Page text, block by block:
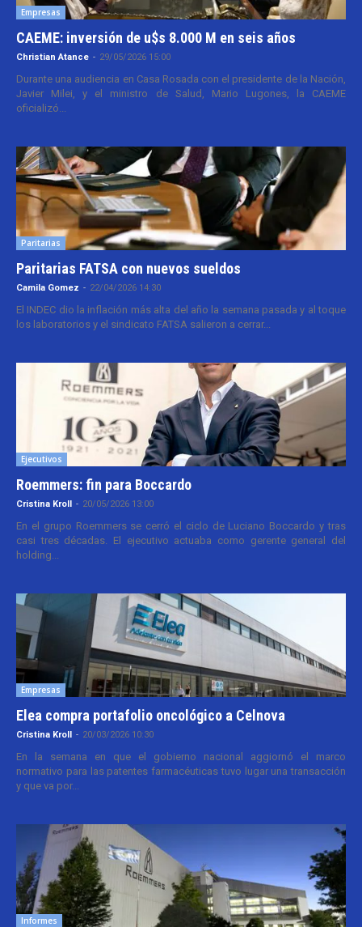
Empresas
CAEME: inversión de u$s 8.000 M en seis años
Christian Atance - 29/05/2026 15:00
Durante una audiencia en Casa Rosada con el presidente de la Nación,
Javier Milei, y el ministro de Salud, Mario Lugones, la CAEME
oficializó...
Paritarias
Paritarias FATSA con nuevos sueldos
Camila Gomez - 22/04/2026 14:30
El INDEC dio la inflación más alta del año la semana pasada y al toque
los laboratorios y el sindicato FATSA salieron a cerrar...
Ejecutivos
Roemmers: fin para Boccardo
Cristina Kroll - 20/05/2026 13:00
En el grupo Roemmers se cerró el ciclo de Luciano Boccardo y tras
casi tres décadas. El ejecutivo actuaba como gerente general del
holding...
Empresas
Elea compra portafolio oncológico a Celnova
Cristina Kroll - 20/03/2026 10:30
En la semana en que el gobierno nacional aggiornó el marco
normativo para las patentes farmacéuticas tuvo lugar una transacción
y que va por...
Informes